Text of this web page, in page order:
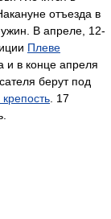
отъезда в
В апреле, 12-
Плеве
и в конце апреля
берут под
. 17